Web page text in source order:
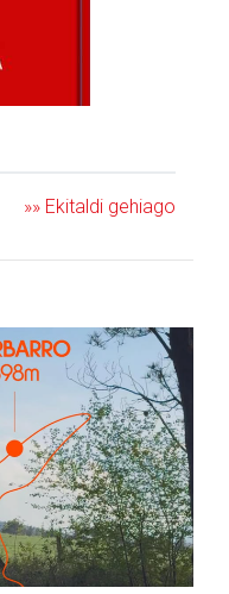
»» Ekitaldi gehiago